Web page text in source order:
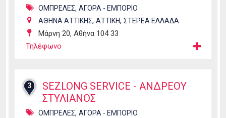
ΟΜΠΡΕΛΕΣ, ΑΓΟΡΑ - ΕΜΠΟΡΙΟ
ΑΘΗΝΑ ΑΤΤΙΚΗΣ, ΑΤΤΙΚΗ, ΣΤΕΡΕΑ ΕΛΛΑΔΑ
Μάρνη 20, Αθήνα 104 33
Τηλέφωνο
3
SEZLONG SERVICE - ΑΝΔΡΕΟΥ
ΣΤΥΛΙΑΝΟΣ
ΟΜΠΡΕΛΕΣ, ΑΓΟΡΑ - ΕΜΠΟΡΙΟ